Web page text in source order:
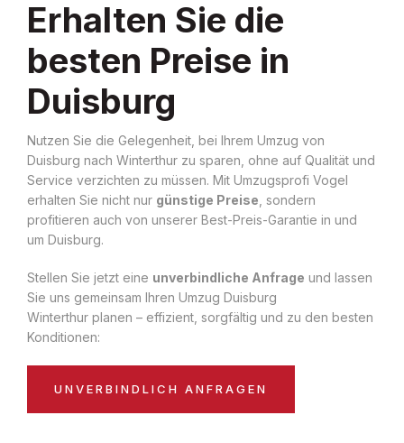
Erhalten Sie die
besten Preise in
Duisburg
Nutzen Sie die Gelegenheit, bei Ihrem Umzug von
Duisburg nach Winterthur zu sparen, ohne auf Qualität und
Service verzichten zu müssen. Mit Umzugsprofi Vogel
erhalten Sie nicht nur günstige Preise , sondern
profitieren auch von unserer Best-Preis-Garantie in und
um Duisburg.
Stellen Sie jetzt eine unverbindliche Anfrage und lassen
Sie uns gemeinsam Ihren Umzug Duisburg
Winterthur planen – effizient, sorgfältig und zu den besten
Konditionen:
UNVERBINDLICH ANFRAGEN